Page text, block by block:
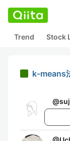
Trend Stock
k-means
@